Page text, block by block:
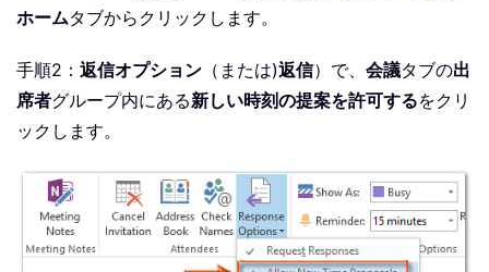
ホームタブからクリックします。
手順2： 返信オプション （または)返信）で、 会議タブの出
席者グループ内にある新しい時刻の提案を許可するをクリ
ックします。